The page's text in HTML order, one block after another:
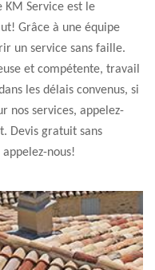
KM Service est le
Grâce à une équipe
un service sans faille.
et compétente, travail
les délais convenus, si
nos services, appelez-
Devis gratuit sans
nous!